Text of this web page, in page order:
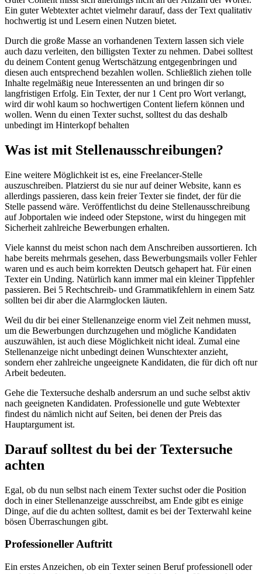
Ein guter Webtexter achtet vielmehr darauf, dass der Text qualitativ
hochwertig ist und Lesern einen Nutzen bietet.
Durch die große Masse an vorhandenen Textern lassen sich viele
auch dazu verleiten, den billigsten Texter zu nehmen. Dabei solltest
du deinem Content genug Wertschätzung entgegenbringen und
diesen auch entsprechend bezahlen wollen. Schließlich ziehen tolle
Inhalte regelmäßig neue Interessenten an und bringen dir so
langfristigen Erfolg. Ein Texter, der nur 1 Cent pro Wort verlangt,
wird dir wohl kaum so hochwertigen Content liefern können und
wollen. Wenn du einen Texter suchst, solltest du das deshalb
unbedingt im Hinterkopf behalten
Was ist mit Stellenausschreibungen?
Eine weitere Möglichkeit ist es, eine Freelancer-Stelle
auszuschreiben. Platzierst du sie nur auf deiner Website, kann es
allerdings passieren, dass kein freier Texter sie findet, der für die
Stelle passend wäre. Veröffentlichst du deine Stellenausschreibung
auf Jobportalen wie indeed oder Stepstone, wirst du hingegen mit
Sicherheit zahlreiche Bewerbungen erhalten.
Viele kannst du meist schon nach dem Anschreiben aussortieren. Ich
habe bereits mehrmals gesehen, dass Bewerbungsmails voller Fehler
waren und es auch beim korrekten Deutsch gehapert hat. Für einen
Texter ein Unding. Natürlich kann immer mal ein kleiner Tippfehler
passieren. Bei 5 Rechtschreib- und Grammatikfehlern in einem Satz
sollten bei dir aber die Alarmglocken läuten.
Weil du dir bei einer Stellenanzeige enorm viel Zeit nehmen musst,
um die Bewerbungen durchzugehen und mögliche Kandidaten
auszuwählen, ist auch diese Möglichkeit nicht ideal. Zumal eine
Stellenanzeige nicht unbedingt deinen Wunschtexter anzieht,
sondern eher zahlreiche ungeeignete Kandidaten, die für dich oft nur
Arbeit bedeuten.
Gehe die Textersuche deshalb andersrum an und suche selbst aktiv
nach geeigneten Kandidaten. Professionelle und gute Webtexter
findest du nämlich nicht auf Seiten, bei denen der Preis das
Hauptargument ist.
Darauf solltest du bei der Textersuche
achten
Egal, ob du nun selbst nach einem Texter suchst oder die Position
doch in einer Stellenanzeige ausschreibst, am Ende gibt es einige
Dinge, auf die du achten solltest, damit es bei der Texterwahl keine
bösen Überraschungen gibt.
Professioneller Auftritt
Ein erstes Anzeichen, ob ein Texter seinen Beruf professionell oder